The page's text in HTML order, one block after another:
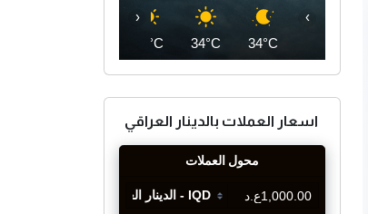
34°C
34°C
35°C
‹ ›
اسعار العملات بالدينار العراقي